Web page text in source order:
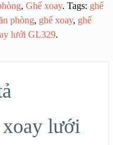
, Ghế xoay. Tags: ghế
phòng, ghế xoay, ghế
lưới GL329.
lưới